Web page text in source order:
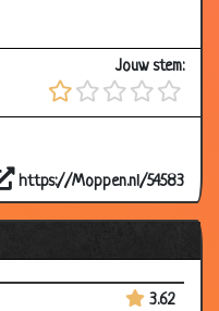
Jouw stem:
https://Moppen.nl/54583
3.00
3.30
3.62